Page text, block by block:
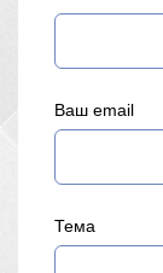
Ваш email
Тема